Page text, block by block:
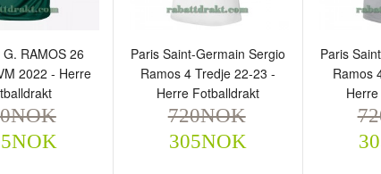
RAMOS 26
2022 - Herre
Paris Saint-Germain Sergio
Ramos 4 Tredje 22-23 -
Herre Fotballdrakt
720NOK
305NOK
Paris
Ramos